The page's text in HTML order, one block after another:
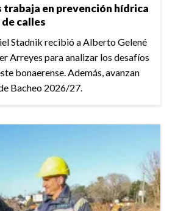
trabaja en prevención hídrica
calles
Stadnik recibió a Alberto Gelené
Arreyes para analizar los desafíos
bonaerense. Además, avanzan
Bacheo 2026/27.